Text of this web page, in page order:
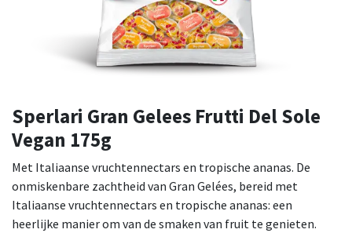
Sperlari Gran Gelees Frutti Del Sole
Vegan 175g
Met Italiaanse vruchtennectars en tropische ananas. De
onmiskenbare zachtheid van Gran Gelées, bereid met
Italiaanse vruchtennectars en tropische ananas: een
heerlijke manier om van de smaken van fruit te genieten.